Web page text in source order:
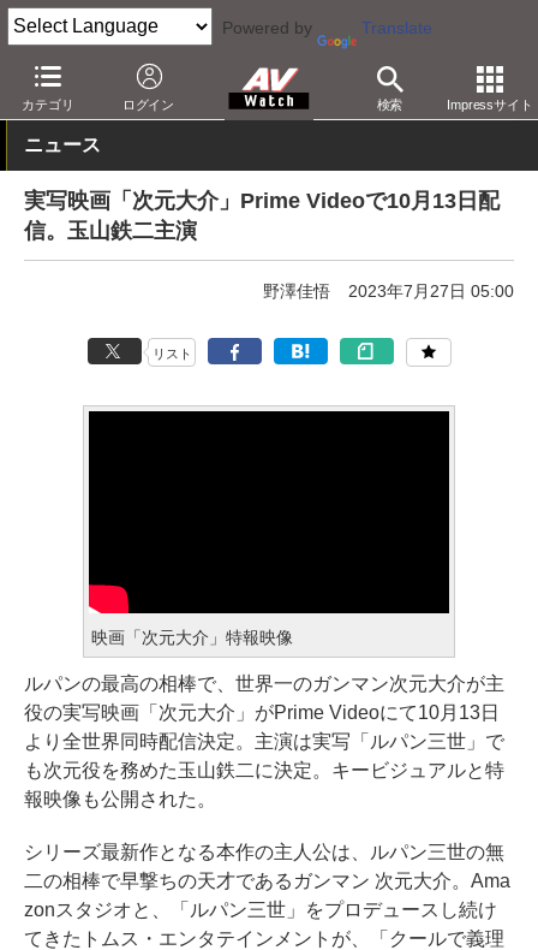
Powered by Translate
カテゴリ ログイン 検索 Impressサイト
AV Watch コンテンツ・サービス 映像配信 Amazonビデオ
ニュース
実写映画「次元大介」Prime Videoで10月13日配
信。玉山鉄二主演
野澤佳悟 2023年7月27日 05:00
リスト
映画「次元大介」特報映像
ルパンの最高の相棒で、世界一のガンマン次元大介が主
役の実写映画「次元大介」がPrime Videoにて10月13日
より全世界同時配信決定。主演は実写「ルパン三世」で
も次元役を務めた玉山鉄二に決定。キービジュアルと特
報映像も公開された。
シリーズ最新作となる本作の主人公は、ルパン三世の無
二の相棒で早撃ちの天才であるガンマン 次元大介。Ama
zonスタジオと、「ルパン三世」をプロデュースし続け
てきたトムス・エンタテインメントが、「クールで義理